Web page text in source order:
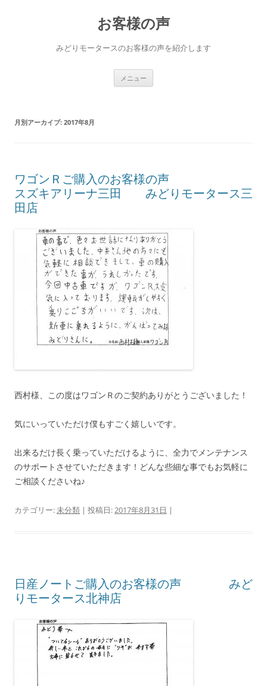
お客様の声
みどりモータースのお客様の声を紹介します
メニュー
月別アーカイブ: 2017年8月
ワゴンＲご購入のお客様の声
スズキアリーナ三田 みどりモータース三
田店
西村様、この度はワゴンＲのご契約ありがとうございました！
気にいっていただけ僕もすごく嬉しいです。
出来るだけ長く乗っていただけるように、全力でメンテナンス
のサポートさせていただきます！どんな些細な事でもお気軽に
ご相談くださいね♪
カテゴリー:未分類 | 投稿日:2017年8月31日 |
日産ノートご購入のお客様の声 みど
りモータース北神店